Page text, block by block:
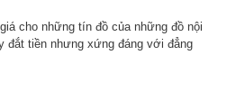
cho những tín đồ của những đồ nội
đắt tiền nhưng xứng đáng với đẳng